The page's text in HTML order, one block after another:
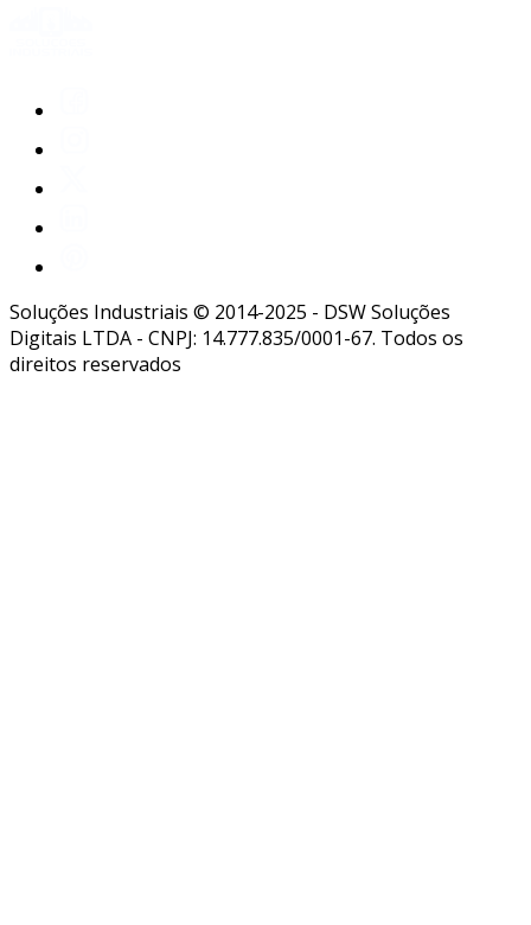
Soluções Industriais © 2014-2025 - DSW Soluções
Digitais LTDA - CNPJ: 14.777.835/0001-67. Todos os
direitos reservados